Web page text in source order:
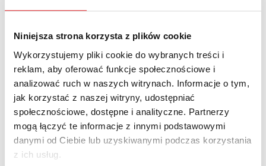
Niniejsza strona korzysta z plików cookie
Wykorzystujemy pliki cookie do wybranych treści i
reklam, aby oferować funkcje społecznościowe i
analizować ruch w naszych witrynach. Informacje o tym,
jak korzystać z naszej witryny, udostępniać
społecznościowe, dostępne i analityczne. Partnerzy
mogą łączyć te informacje z innymi podstawowymi
danymi od Ciebie lub uzyskiwanymi podczas korzystania
z ich usług.
Zapytaj o szczegóły oferty
Imię i nazwisko: *
Adres e-mail: *